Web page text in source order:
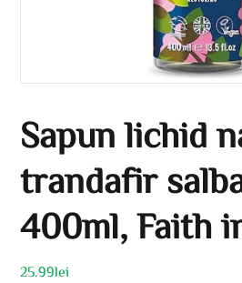
Sapun lichid
trandafir
400ml, Faith
25.99lei